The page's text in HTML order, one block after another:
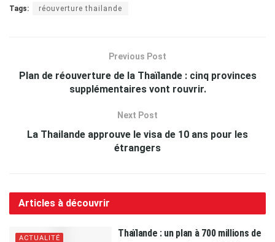
Tags: réouverture thailande
Previous Post
Plan de réouverture de la Thaïlande : cinq provinces
supplémentaires vont rouvrir.
Next Post
La Thailande approuve le visa de 10 ans pour les
étrangers
Articles à découvrir
ACTUALITÉ
Thaïlande : un plan à 700 millions de